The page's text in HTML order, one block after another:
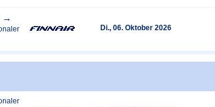
Di., 06. Oktober 2026